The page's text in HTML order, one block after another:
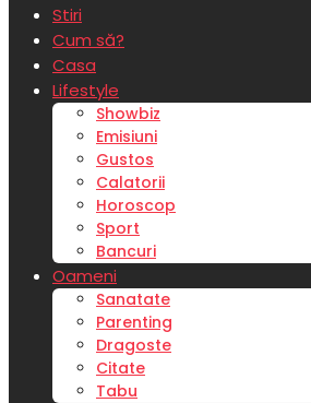
Stiri
Cum să?
Casa
Lifestyle
Showbiz
Emisiuni
Gustos
Calatorii
Horoscop
Sport
Bancuri
Oameni
Sanatate
Parenting
Dragoste
Citate
Tabu